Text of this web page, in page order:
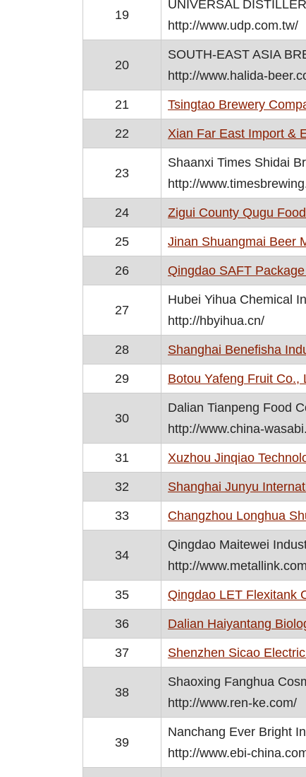
19
UNIVERSAL
http://www.udp.com.tw/
20
SOUTH-EAST ASIA
http://www.halida-
21 Tsingtao Brewery
22 Xian Far East Import &
23
Shaanxi Times Shidai
http://
24 Zigui County Qugu
25 Jinan Shuangmai Beer
26 Qingdao SAFT
27
Hubei Yihua Chemical
http://hbyihua.cn/
28 Shanghai Benefisha
29 Botou Yafeng Fruit Co.,
30
Dalian Tianpeng Food
http://www.china-
31 Xuzhou Jinqiao
32 Shanghai Junyu
33 Changzhou Longhua
34
Qingdao Maitewei
http://
35 Qingdao LET Flexitank
36 Dalian Haiyantang
37 Shenzhen Sicao
38
Shaoxing Fanghua
http://www.ren-ke.com/
39
Nanchang Ever Bright
http://www.ebi-